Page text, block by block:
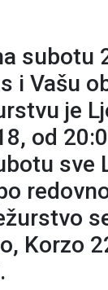
subotu
i Vašu
je
od
sve
Korzo